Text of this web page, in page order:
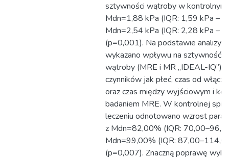
sztywności wątroby w kontrolnym
Mdn=1,88 kPa (IQR: 1,59 kPa –
Mdn=2,54 kPa (IQR: 2,28 kPa –
(p=0,001). Na podstawie analizy
wykazano wpływu na sztywność i
wątroby (MRE i MR „IDEAL-IQ”)
czynników jak płeć, czas od
oraz czas między wyjściowym i
badaniem MRE. W kontrolnej
leczeniu odnotowano wzrost
z Mdn=82,00% (IQR:
Mdn=99,00% (IQR:
(p=0,007). Znaczną poprawę